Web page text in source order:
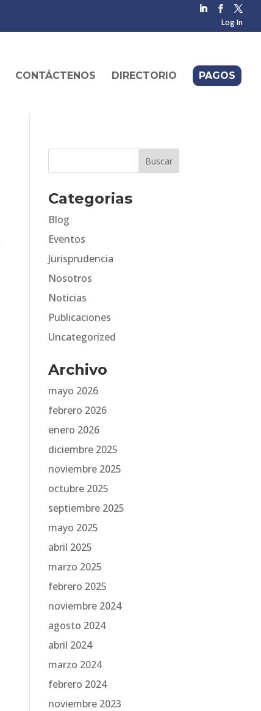
Log In
CONTÁCTENOS DIRECTORIO PAGOS
Categorias
Blog
Eventos
Jurisprudencia
Nosotros
Noticias
Publicaciones
Uncategorized
Archivo
mayo 2026
febrero 2026
enero 2026
diciembre 2025
noviembre 2025
octubre 2025
septiembre 2025
mayo 2025
abril 2025
marzo 2025
febrero 2025
noviembre 2024
agosto 2024
abril 2024
marzo 2024
febrero 2024
noviembre 2023